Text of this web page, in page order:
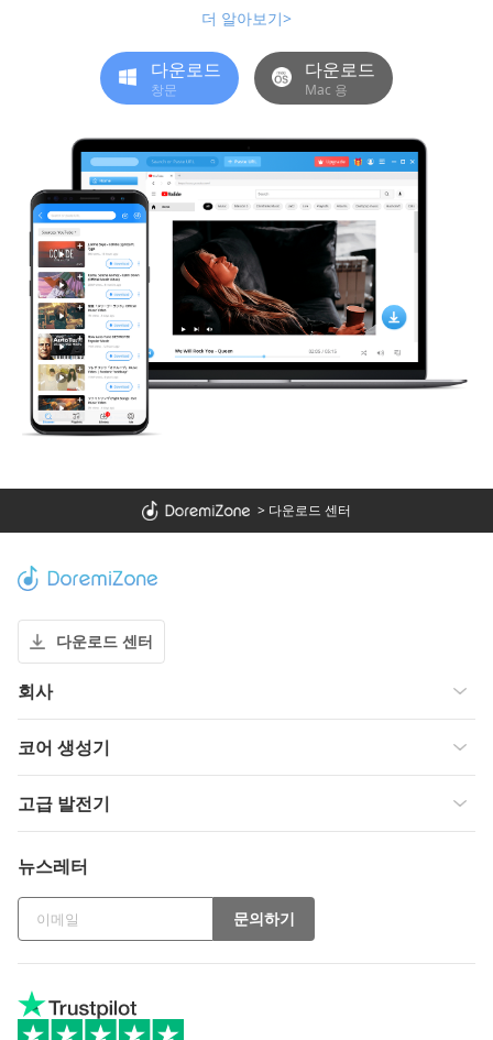
더 알아보기>
다운로드
창문
다운로드
Mac 용
> 다운로드 센터
다운로드 센터
회사
코어 생성기
고급 발전기
뉴스레터
문의하기